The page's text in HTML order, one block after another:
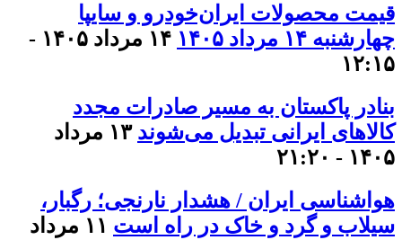
قیمت محصولات ایران‌خودرو و سایپا
چهارشنبه ۱۴ مرداد ۱۴۰۵
۱۴ مرداد ۱۴۰۵ -
۱۲:۱۵
بنادر پاکستان به مسیر صادرات مجدد
کالاهای ایرانی تبدیل می‌شوند
۱۳ مرداد
۱۴۰۵ - ۲۱:۲۰
هواشناسی ایران / هشدار نارنجی؛ رگبار،
سیلاب و گرد و خاک در راه است
۱۱ مرداد